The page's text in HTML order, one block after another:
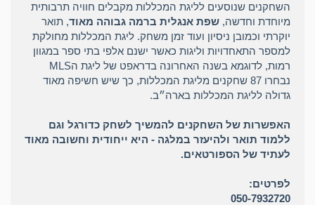
השחקנים שנוסעים לליגת המכללות מקבלים חוויה תרבותית
מיוחדת וחדשה, שפת אנגלית ברמה גבוהה מאוד, תואר
יוקרתי וכמובן ניסיון ועוד זמן משחק. ליגת המכללות מחולקת
למספר התאחדויות וליגות כאשר ישנם אלפי בתי ספר במגוון
רמות, לדוגמא בשנה האחרונה בדראפט של ליגת הMLS
נבחרו 87 שחקנים מליגת המכללות, כך שיש חשיפה מאוד
גדולה לליגת המכללות בארה״ב.
האפשרות של השחקנים להמשיך לשחק כדורגל וגם
ללמוד תואר ולהיעזר במלגה - היא ייחודית וחשובה מאוד
לעתיד של הספורטאים.
לפרטים:
050-7932720